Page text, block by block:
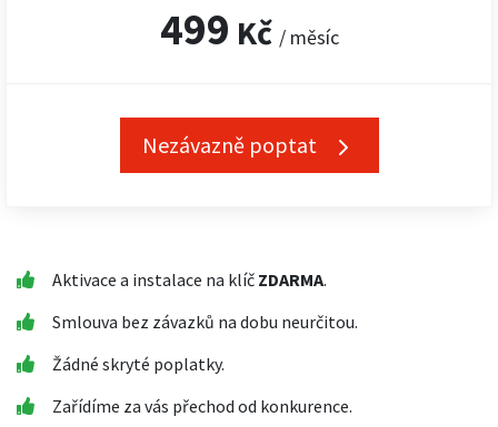
499 Kč / měsíc
Nezávazně poptat
Aktivace a instalace na klíč ZDARMA.
Smlouva bez závazků na dobu neurčitou.
Žádné skryté poplatky.
Zařídíme za vás přechod od konkurence.